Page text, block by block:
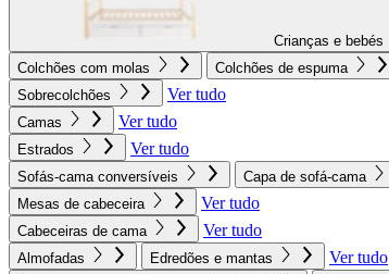
Crianças e bebés
Colchões com molas
Colchões de espuma
Sobrecolchões Ver tudo
Camas Ver tudo
Estrados Ver tudo
Sofás-cama conversíveis Capa de sofá-cama
Mesas de cabeceira Ver tudo
Cabeceiras de cama Ver tudo
Almofadas Edredões e mantas Ver tudo